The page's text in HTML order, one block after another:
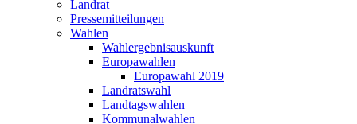
Landrat
Pressemitteilungen
Wahlen
Wahlergebnisauskunft
Europawahlen
Europawahl 2019
Landratswahl
Landtagswahlen
Kommunalwahlen